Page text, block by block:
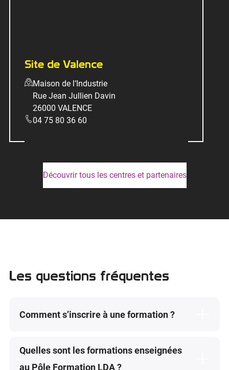
Site de Valence
Maison de l’Industrie
Rue Jean Jullien Davin
26000 VALENCE
04 75 80 36 60
Découvrir tous les centres et partenaires
Les questions fréquentes
Comment s’inscrire à une formation ?
Pour s’inscrire à l’une de nos formations en
apprentissage, veuillez passer parnotre
Quelles sont les formations enseignées
au Pôle Formation LDA ?